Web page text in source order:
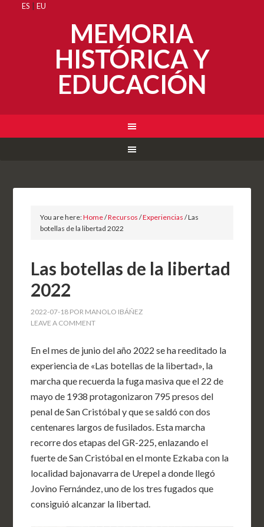
ES EU
MEMORIA
HISTÓRICA Y
EDUCACIÓN
You are here:Home/Recursos /Experiencias /Las
botellas de la libertad 2022
Las botellas de la libertad
2022
2022-07-18 POR MANOLO IBÁÑEZ
LEAVE A COMMENT
En el mes de junio del año 2022 se ha reeditado la
experiencia de «Las botellas de la libertad», la
marcha que recuerda la fuga masiva que el 22 de
mayo de 1938 protagonizaron 795 presos del
penal de San Cristóbal y que se saldó con dos
centenares largos de fusilados. Esta marcha
recorre dos etapas del GR-225, enlazando el
fuerte de San Cristóbal en el monte Ezkaba con la
localidad bajonavarra de Urepel a donde llegó
Jovino Fernández, uno de los tres fugados que
consiguió alcanzar la libertad.